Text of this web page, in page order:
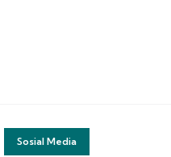
Sosial Media